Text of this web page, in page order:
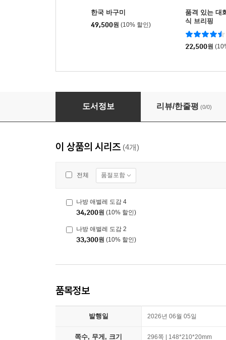
한국 바구미
49,500원 (10% 할인)
품격 있는 대
식 브리핑
22,500원
나방 애벌레 도감 4
도서정보 리뷰/한줄평 (0/0)
이 상품의 시리즈 (4개)
전체 품절포함
나방 애벌레 도감 4
34,200원 (10% 할인)
나방 애벌레 도감 2
33,300원 (10% 할인)
품목정보
발행일 2026년 06월 05일
쪽수, 무게, 크기 296쪽 | 148*210*20mm